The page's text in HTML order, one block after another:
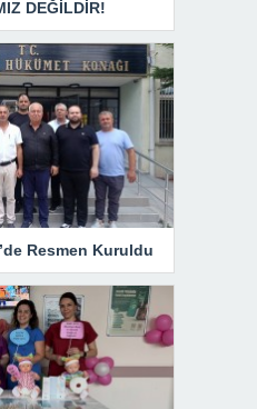
DEĞİLDİR!
Resmen Kuruldu